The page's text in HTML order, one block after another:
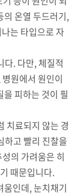
의 온열 두드러기,
는 타입으로 자
다. 다만, 체질적
원에서 원인이
피하는 것이 필
치료되지 않는 경
하고 빨리 진찰을
의 가려움은 히
때문입니다.
움인데, 눈치채기